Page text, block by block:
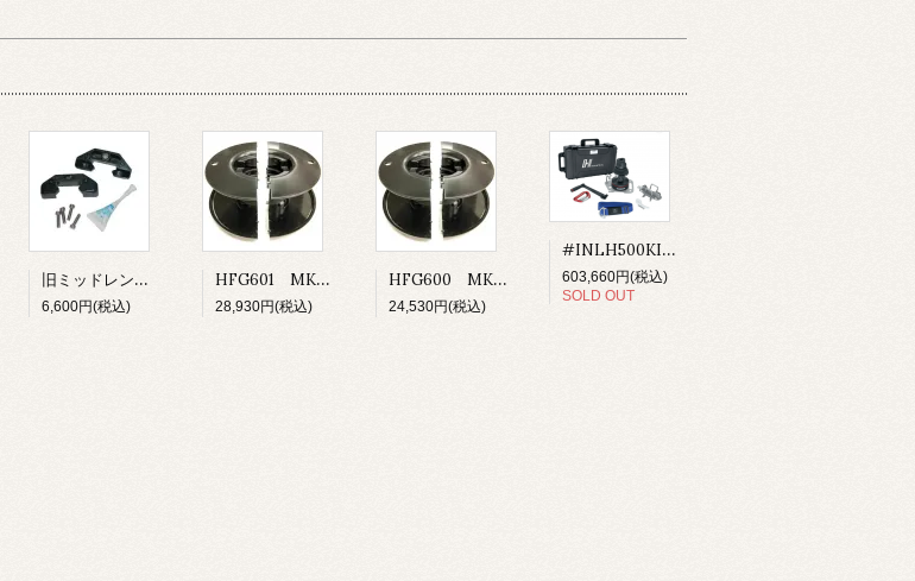
旧ミッドレンジトラベラーカー用 カーエンドキャップ
6,600円(税込)
HFG601 MK3ファーラー UNIT1・1.5用 ドラムスプール
28,930円(税込)
HFG600 MK3ファーラー UNIT0・00用 ドラムスプール
24,530円(税込)
#INLH500KIT.US Winch Kit-Lokhead 500 Reversible PLT MWL 285kg （送料込み）
603,660円(税込)
SOLD OUT